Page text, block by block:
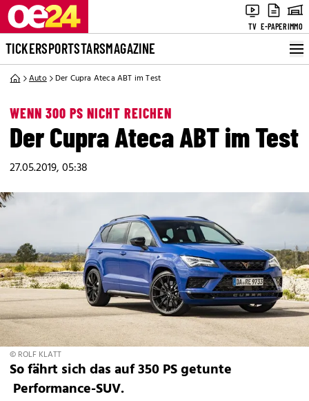
TV E-PAPERIMMO
TICKERSPORTSTARSMAGAZINE
Auto Der Cupra Ateca ABT im Test
WENN 300 PS NICHT REICHEN
Der Cupra Ateca ABT im Test
27.05.2019, 05:38
© ROLF KLATT
So fährt sich das auf 350 PS getunte
Performance-SUV.